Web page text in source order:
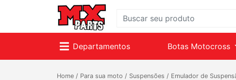
Departamentos Botas Motocross
Home / Para sua moto / Suspensões / Emulador de